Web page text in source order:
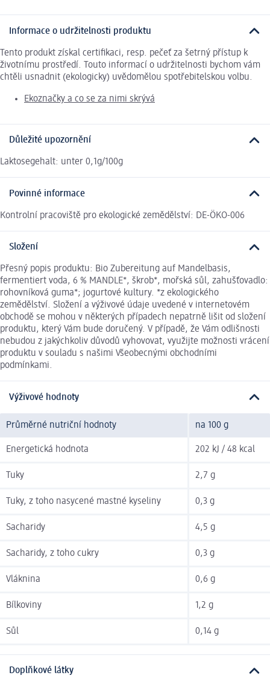
Informace o udržitelnosti produktu
Tento produkt získal certifikaci, resp. pečeť za šetrný přístup k
životnímu prostředí. Touto informací o udržitelnosti bychom vám
chtěli usnadnit (ekologicky) uvědomělou spotřebitelskou volbu.
Ekoznačky a co se za nimi skrývá
Důležité upozornění
Laktosegehalt: unter 0,1g/100g
Povinné informace
Kontrolní pracoviště pro ekologické zemědělství: DE-ÖKO-006
Složení
Přesný popis produktu: Bio Zubereitung auf Mandelbasis,
fermentiert voda, 6 % MANDLE*, škrob*, mořská sůl, zahušťovadlo:
rohovníková guma*; jogurtové kultury. *z ekologického
zemědělství. Složení a výživové údaje uvedené v internetovém
obchodě se mohou v některých případech nepatrně lišit od složení
produktu, který Vám bude doručený. V případě, že Vám odlišnosti
nebudou z jakýchkoliv důvodů vyhovovat, využijte možnosti vrácení
produktu v souladu s našimi Všeobecnými obchodními
podmínkami.
Výživové hodnoty
Průměrné nutriční hodnoty na 100 g
Energetická hodnota 202 kJ / 48 kcal
Tuky 2,7 g
Tuky, z toho nasycené mastné kyseliny 0,3 g
Sacharidy 4,5 g
Sacharidy, z toho cukry 0,3 g
Vláknina 0,6 g
Bílkoviny 1,2 g
Sůl 0,14 g
Doplňkové látky